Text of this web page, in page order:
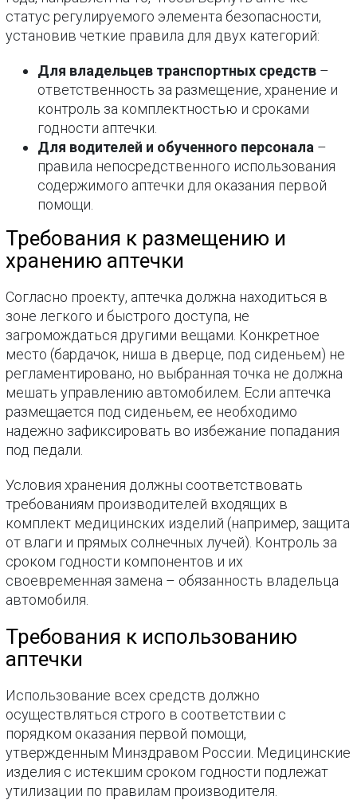
статус регулируемого элемента безопасности,
установив четкие правила для двух категорий:
Для владельцев транспортных средств –
ответственность за размещение, хранение и
контроль за комплектностью и сроками
годности аптечки.
Для водителей и обученного персонала –
правила непосредственного использования
содержимого аптечки для оказания первой
помощи.
Требования к размещению и
хранению аптечки
Согласно проекту, аптечка должна находиться в
зоне легкого и быстрого доступа, не
загромождаться другими вещами. Конкретное
место (бардачок, ниша в дверце, под сиденьем) не
регламентировано, но выбранная точка не должна
мешать управлению автомобилем. Если аптечка
размещается под сиденьем, ее необходимо
надежно зафиксировать во избежание попадания
под педали.
Условия хранения должны соответствовать
требованиям производителей входящих в
комплект медицинских изделий (например, защита
от влаги и прямых солнечных лучей). Контроль за
сроком годности компонентов и их
своевременная замена – обязанность владельца
автомобиля.
Требования к использованию
аптечки
Использование всех средств должно
осуществляться строго в соответствии с
порядком оказания первой помощи,
утвержденным Минздравом России. Медицинские
изделия с истекшим сроком годности подлежат
утилизации по правилам производителя.